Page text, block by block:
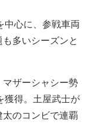
心に、参戦車両
多いシーズンと
ザーシャシー勢
得。土屋武士が
のコンビで連覇